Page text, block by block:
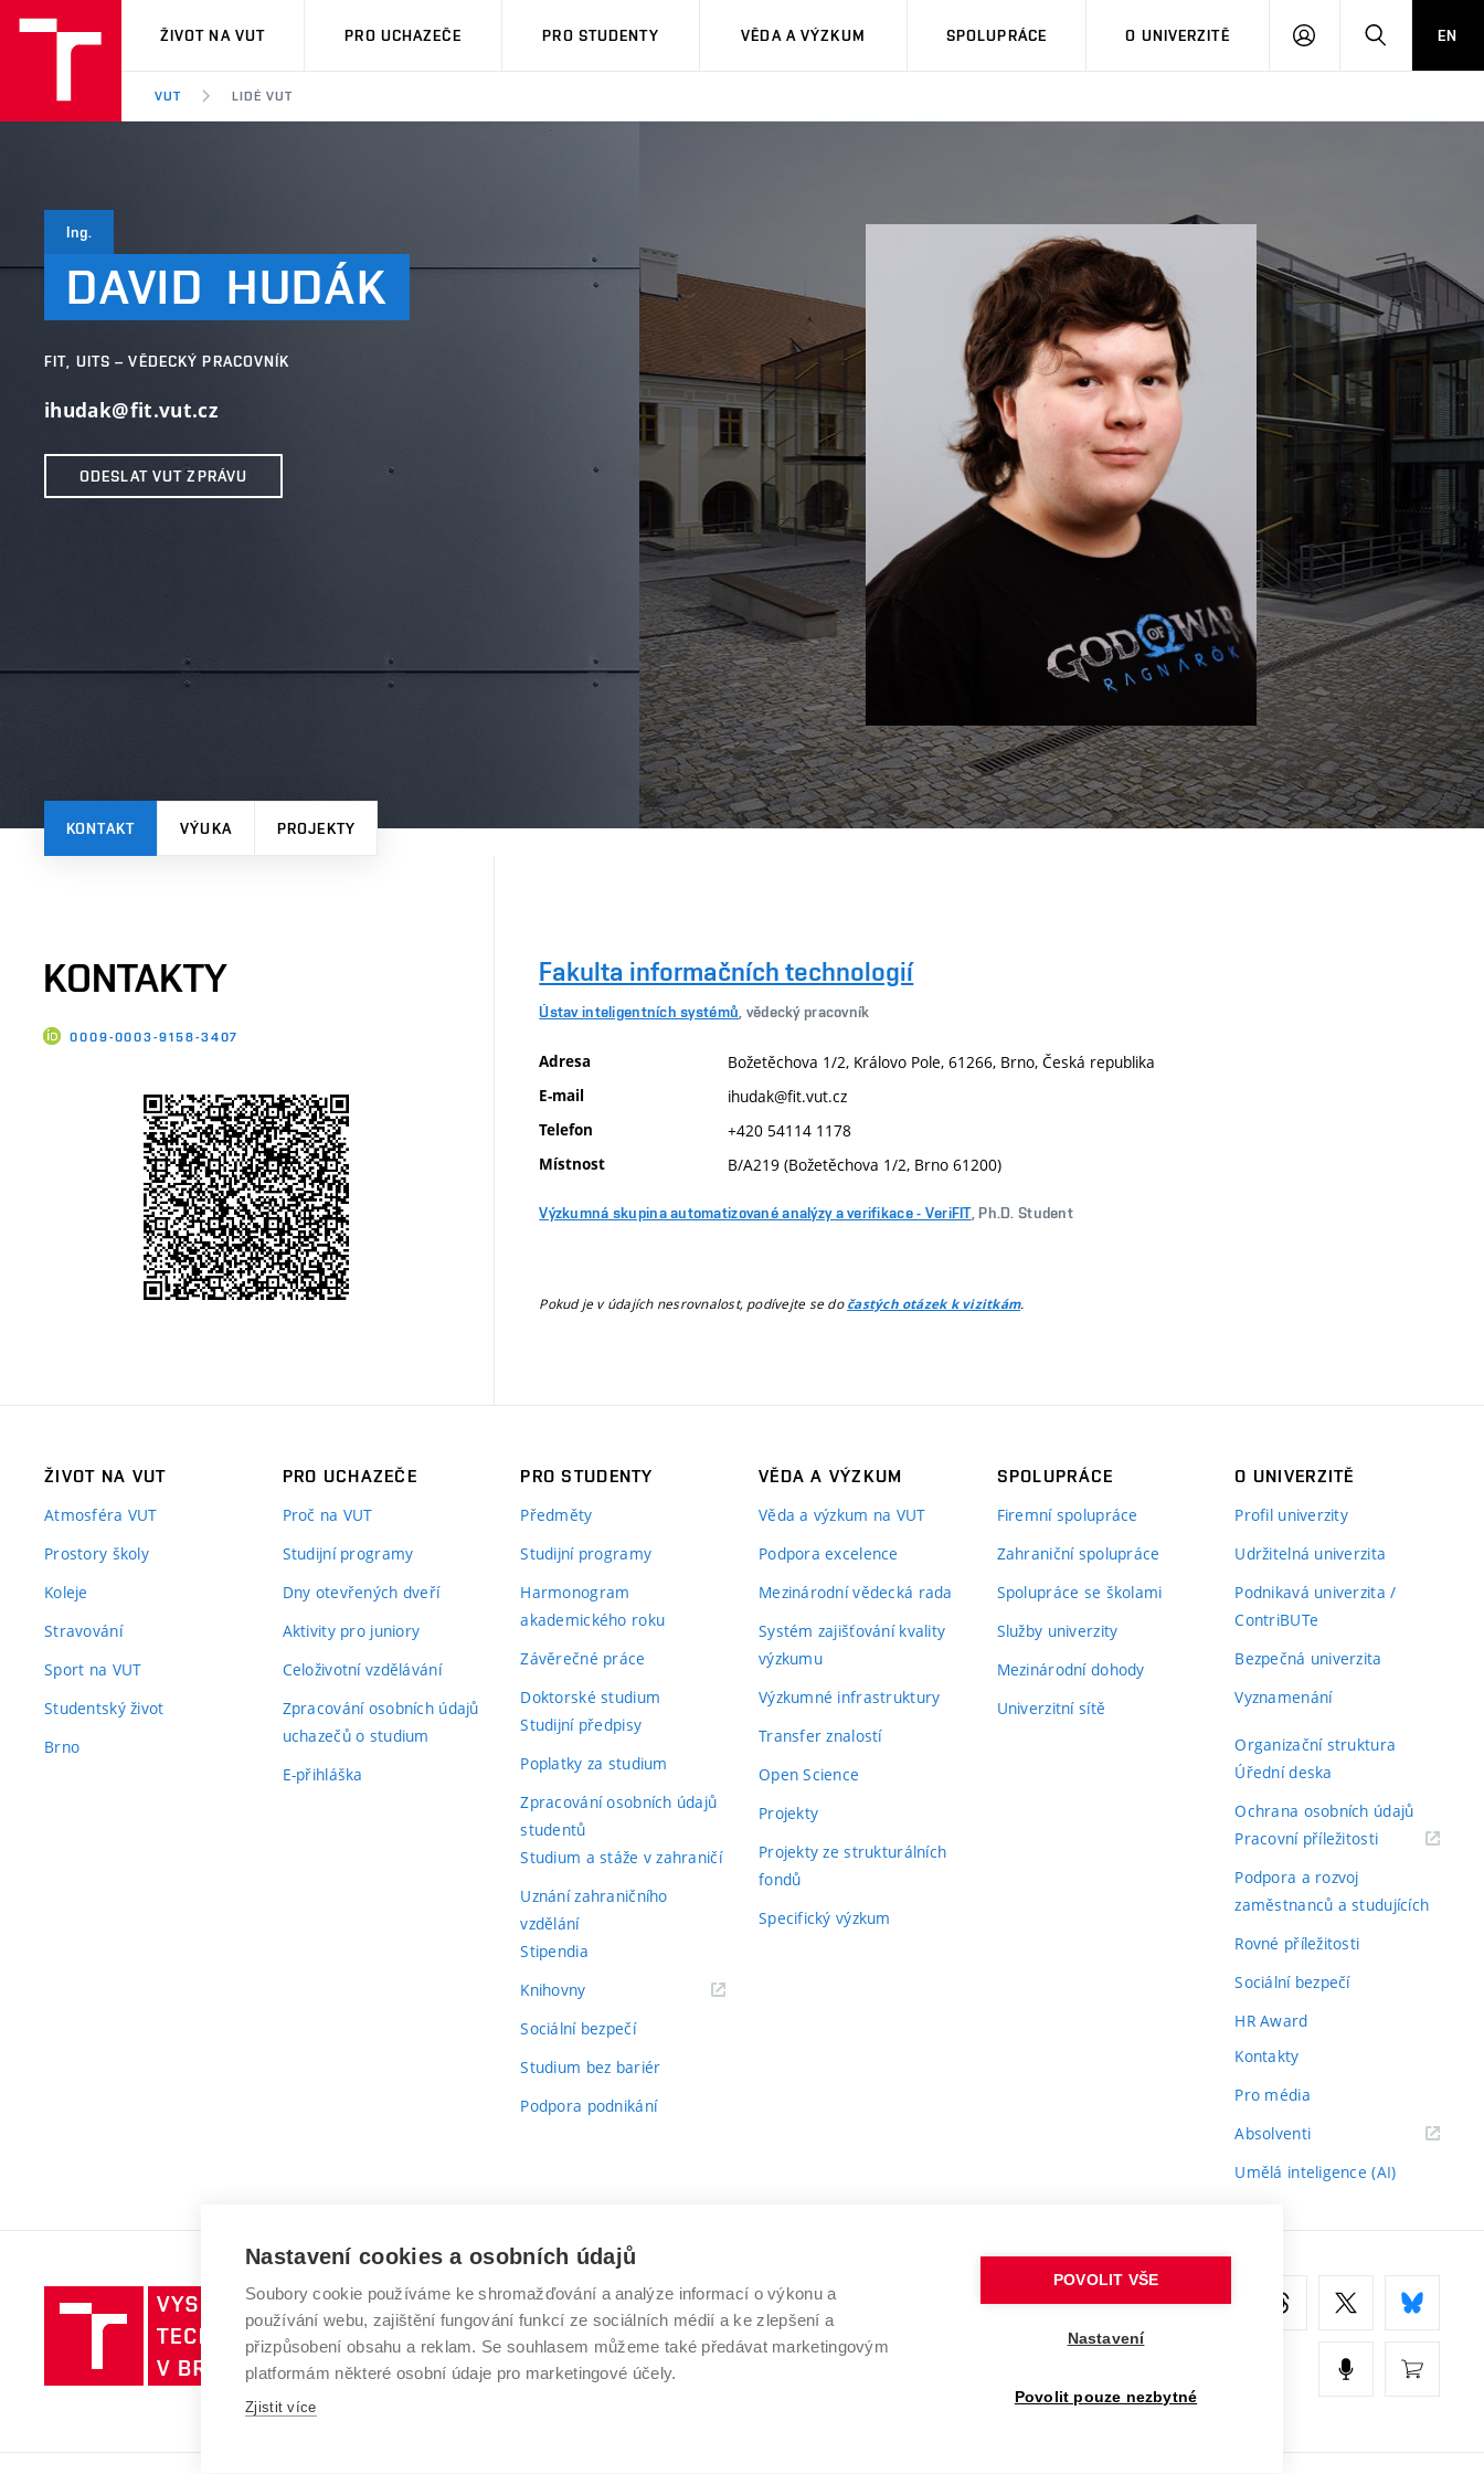
VUT
ŽIVOT NA VUT PRO UCHAZEČE PRO STUDENTY VĚDA A VÝZKUM SPOLUPRÁCE O UNIVERZITĚ
PŘIHLÁSIT HLEDATEN
VUT LIDÉ VUT
Ing.
DAVID HUDÁK
FIT, UITS – VĚDECKÝ PRACOVNÍK
ihudak@fit.vut.cz
ODESLAT VUT ZPRÁVU
KONTAKT VÝUKA PROJEKTY
KONTAKTY
0009-0003-9158-3407
Fakulta informačních technologií
Ústav inteligentních systémů , vědecký pracovník
Adresa Božetěchova 1/2, Královo Pole, 61266, Brno, Česká republika
E-mail ihudak@fit.vut.cz
Telefon +420 54114 1178
Místnost B/A219 (Božetěchova 1/2, Brno 61200)
Výzkumná skupina automatizované analýzy a verifikace - VeriFIT, Ph.D. Student
Pokud je v údajích nesrovnalost, podívejte se dočastých otázek k vizitkám.
ŽIVOT NA VUT
Atmosféra VUT
Prostory školy
Koleje
Stravování
Sport na VUT
Studentský život
Brno
PRO UCHAZEČE
Proč na VUT
Studijní programy
Dny otevřených dveří
Aktivity pro juniory
Celoživotní vzdělávání
Zpracování osobních údajů
uchazečů o studium
E-přihláška
PRO STUDENTY
Předměty
Studijní programy
Harmonogram
akademického roku
Závěrečné práce
Doktorské studium
Studijní předpisy
Poplatky za studium
Zpracování osobních údajů
studentů
Studium a stáže v zahraničí
Uznání zahraničního
vzdělání
Stipendia
Knihovny(externí
Sociální bezpečí
Studium bez bariér
Podpora podnikání
VĚDA A VÝZKUM
Věda a výzkum na VUT
Podpora excelence
Mezinárodní vědecká rada
Systém zajišťování kvality
výzkumu
Výzkumné infrastruktury
Transfer znalostí
Open Science
Projekty
Projekty ze strukturálních
fondů
Specifický výzkum
SPOLUPRÁCE
Firemní spolupráce
Zahraniční spolupráce
Spolupráce se školami
Služby univerzity
Mezinárodní dohody
Univerzitní sítě
O UNIVERZITĚ
Profil univerzity
Udržitelná univerzita
Podnikavá univerzita /
ContriBUTe
Bezpečná univerzita
Vyznamenání
Organizační struktura
Úřední deska
Ochrana osobních údajů
Pracovní příležitosti(externí
Podpora a rozvoj
zaměstnanců a studujících
Rovné příležitosti
Sociální bezpečí
HR Award
Kontakty
Pro média
Absolventi(externí
Umělá inteligence (AI)
Vysoké
učení
technické
v
VYSOKÉ UČENÍ TECHNICKÉ V BRNĚ
Antonínská 548/1
602 00 Brno
www.vut.cz
Nastavení cookies a osobních údajů
Soubory cookie používáme ke shromažďování a analýze informací o výkonu a
používání webu, zajištění fungování funkcí ze sociálních médií a ke zlepšení a
přizpůsobení obsahu a reklam. Se souhlasem můžeme také předávat marketingovým
platformám některé osobní údaje pro marketingové účely.
Zjistit více
POVOLIT VŠE
Nastavení
Povolit pouze nezbytné